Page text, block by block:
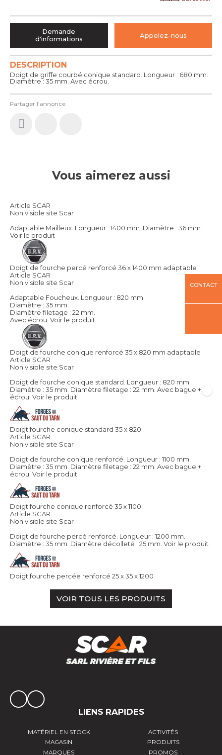
Partager l'annonce
DESCRIPTION
Doigt de griffe courbé conique standard. Longueur : 680 mm.
Diamètre : 35 mm. Avec écrou.
Demande
d'informations
Appelez-nous
Vous aimerez aussi
Article SCAR
Non visible site Scar
Adaptable Mailleux. Longueur : 1400 mm. Diamètre : 36 mm.
Voir le produit
Doigt de fourche percé renforcé 36 x 1400 mm adaptable
Article SCAR
Non visible site Scar
Adaptable Foucheux. Longueur : 820 mm.
Diamètre : 35 mm.
Diamètre filetage : 22 mm.
Avec écrou. Voir le produit
Doigt de fourche conique renforcé 35 x 820 mm adaptable
Article SCAR
Non visible site Scar
Doigt de fourche conique standard. Longueur : 820 mm.
Diamètre : 35 mm. Diamètre filetage : 22 mm. Avec bague +
écrou. Voir le produit
Doigt fourche conique standard 35 x 820
Article SCAR
Non visible site Scar
Doigt de fourche conique renforcé. Longueur : 1100 mm.
Diamètre : 35 mm. Diamètre filetage : 22 mm. Avec bague +
écrou. Voir le produit
Doigt fourche conique renforcé 35 x 1100
Article SCAR
Non visible site Scar
Doigt de fourche percé renforcé. Longueur : 1200 mm.
Diamètre : 35 mm. Diamètre décolleté : 25 mm. Voir le produit
Doigt fourche percée renforcé 25 x 35 x 1200
VOIR TOUS LES PRODUITS
CONTACT
LIENS RAPIDES
MATÉRIEL EN STOCK
ACTIVITÉS
MAGASIN
PRODUITS
MARQUES
PROMOS